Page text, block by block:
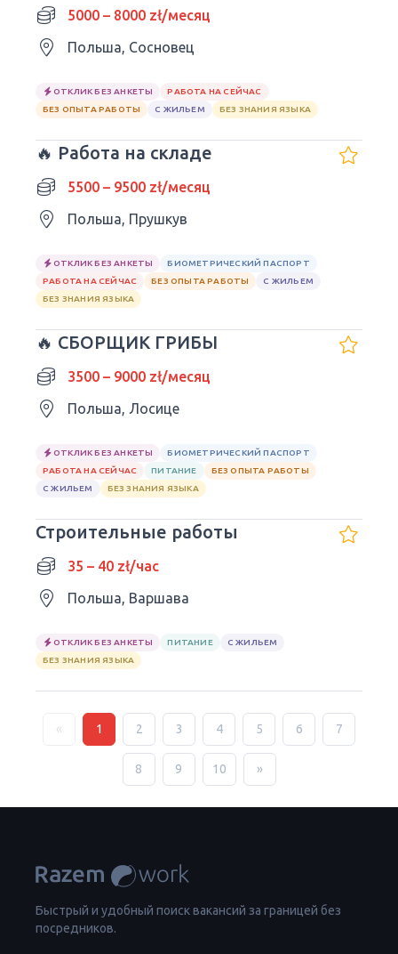
5000 – 8000 zł/месяц
Польша, Сосновец
ОТКЛИК БЕЗ АНКЕТЫ
РАБОТА НА СЕЙЧАС
БЕЗ ОПЫТА РАБОТЫ
С ЖИЛЬЕМ БЕЗ ЗНАНИЯ ЯЗЫКА
🔥 Работа на складе
5500 – 9500 zł/месяц
Польша, Прушкув
ОТКЛИК БЕЗ АНКЕТЫ
БИОМЕТРИЧЕСКИЙ ПАСПОРТ
РАБОТА НА СЕЙЧАС
БЕЗ ОПЫТА РАБОТЫ
С ЖИЛЬЕМ
БЕЗ ЗНАНИЯ ЯЗЫКА
🔥 СБОРЩИК ГРИБЫ
3500 – 9000 zł/месяц
Польша, Лосице
ОТКЛИК БЕЗ АНКЕТЫ
БИОМЕТРИЧЕСКИЙ ПАСПОРТ
РАБОТА НА СЕЙЧАС
ПИТАНИЕ
БЕЗ ОПЫТА РАБОТЫ
С ЖИЛЬЕМ
БЕЗ ЗНАНИЯ ЯЗЫКА
Строительные работы
35 – 40 zł/час
Польша, Варшава
ОТКЛИК БЕЗ АНКЕТЫ ПИТАНИЕ
С ЖИЛЬЕМ
БЕЗ ЗНАНИЯ ЯЗЫКА
« 1 2 3 4 5 6 7
8 9 10 »
Быстрый и удобный поиск вакансий за границей без
посредников.